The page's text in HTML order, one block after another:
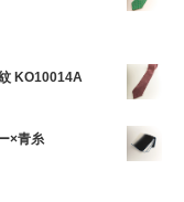
KO10014A
×青糸